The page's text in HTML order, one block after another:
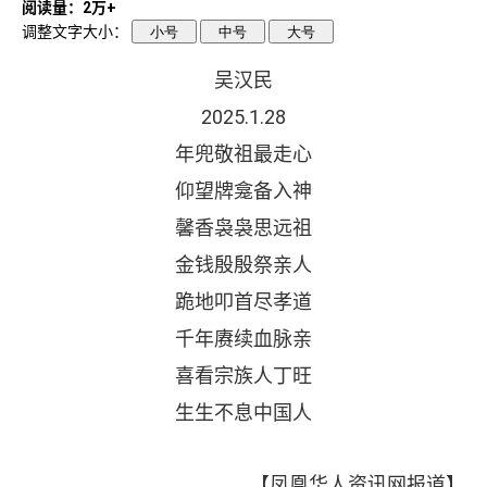
阅读量：2万+
调整文字大小：
小号 中号 大号
吴汉民
2025.1.28
年兜敬祖最走心
仰望牌龛备入神
馨香袅袅思远祖
金钱殷殷祭亲人
跪地叩首尽孝道
千年赓续血脉亲
喜看宗族人丁旺
生生不息中国人